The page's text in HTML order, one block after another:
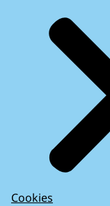
Cookies